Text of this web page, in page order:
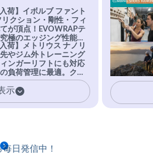
荷】イボルブ ファント
リクション・剛性・フィ
が頂点！EVOWRAPテ
極のエッジング性能を
ラバーEvo-74はTRAX
着力で極小ホールドに
荷】メトリウス ナノリ
やジム外トレーニング
ンガーリフトにも対応
負荷管理に最適。クラ
本気で鍛えるギア。
示
日発信中！